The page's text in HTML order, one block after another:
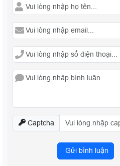
Captcha
Gửi bình luận